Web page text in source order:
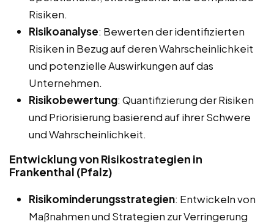
Risiken.
Risikoanalyse: Bewerten der identifizierten
Risiken in Bezug auf deren Wahrscheinlichkeit
und potenzielle Auswirkungen auf das
Unternehmen.
Risikobewertung: Quantifizierung der Risiken
und Priorisierung basierend auf ihrer Schwere
und Wahrscheinlichkeit.
Entwicklung von Risikostrategien in
Frankenthal (Pfalz)
Risikominderungsstrategien: Entwickeln von
Maßnahmen und Strategien zur Verringerung